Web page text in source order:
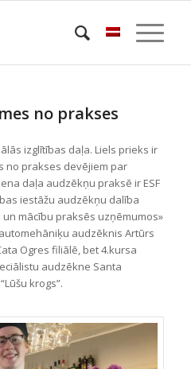
no prakses
izglītības daļa. Liels prieks ir
no prakses devējiem par
daļa audzēkņu praksē ir ESF
iestāžu audzēkņu dalība
mācību praksēs uzņēmumos»
audzēknis Artūrs
Ogres filiālē, bet 4.kursa
audzēkne Santa
krogs”.